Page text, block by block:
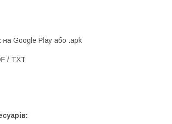
на Google Play або .apk
/ TXT